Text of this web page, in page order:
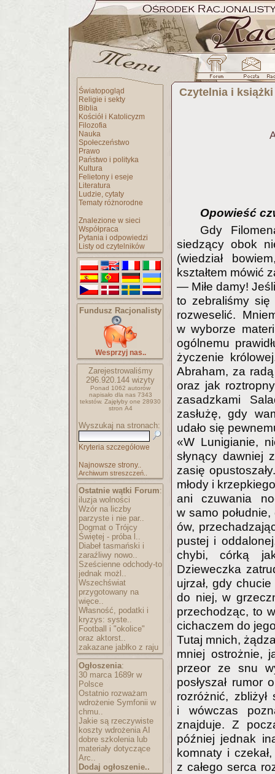
Światopogląd
Religie i sekty
Biblia
Kościół i Katolicyzm
Filozofia
Nauka
Społeczeństwo
Prawo
Państwo i polityka
Kultura
Felietony i eseje
Literatura
Ludzie, cytaty
Tematy różnorodne
Znalezione w sieci
Współpraca
Pytania i odpowiedzi
Listy od czytelników
Fundusz Racjonalisty
Wesprzyj nas..
Zarejestrowaliśmy
296.920.144 wizyty
Ponad 1062 autorów
napisało dla nas 7343
tekstów. Zajęłyby one 28930
stron A4
Wyszukaj na stronach:
Kryteria szczegółowe
Najnowsze strony..
Archiwum streszczeń..
Ostatnie wątki Forum:
iluzja wolności
Wzór na liczby
parzyste i nie par..
Dogmat o Trójcy
Świętej - próba l..
Diabeł tasmański i
zaraźliwy nowo..
Sześcienne odchody-to
jednak możl..
Wszechświat
przygotowany na
więce..
Własność, podatki i
kryzys: syste..
Football i "okolice"
oraz aktorst..
zakazane jabłko z raju
Ogłoszenia:
30 marca 1689r w
Polsce
Ostatnio rozważam
wdrożenie Symfonii w
chmu..
Jakie są rzeczywiste
koszty wdrożenia AI
dobre szkolenia lub
materiały dotyczące
Arc..
Dodaj ogłoszenie..
Czytelnia i książki
Opowieść
Gdy
siedzący obok
(wiedział
kształtem mówić
— Miłe damy!
to zebraliśmy
rozweselić.
w wyborze
ogólnemu
życzenie
Abraham, za
oraz jak
zasadzkami
zasłużę, gdy
udało się
«W Lunigianie,
słynący dawniej
zasię
młody i
ani czuwania
w samo
ów,
pustej i
chybi, córką
Dzieweczka
ujrzał, gdy
do niej, w
przechodząc, to
cichaczem do
Tutaj mnich,
mniej ostrożnie,
przeor ze snu
posłyszał rumor
rozróżnić,
i wówczas
znajduje. Z
później jednak
komnaty i
z całego serca